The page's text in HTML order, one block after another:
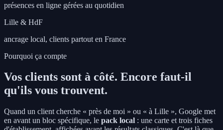
présences en ligne gérées au quotidien
Lille & HdF
ancrage local, clients partout en France
Pourquoi ça compte
Vos clients sont à côté. Encore faut-il
qu'ils vous trouvent.
Quand un client cherche « près de moi » ou « à Lille », Google met
en avant un bloc spécifique, le pack local : une carte et trois fiches